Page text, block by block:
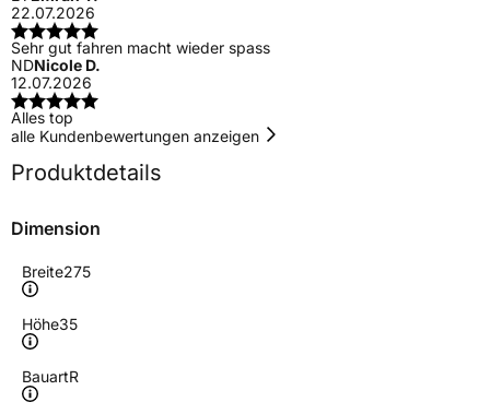
22.07.2026
Sehr gut fahren macht wieder spass
NDNicole D.
12.07.2026
Alles top
alle Kundenbewertungen anzeigen
Produktdetails
Dimension
Breite275
Höhe35
BauartR